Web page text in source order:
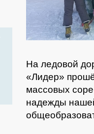
На ледовой
«Лидер»
массовых
надежды